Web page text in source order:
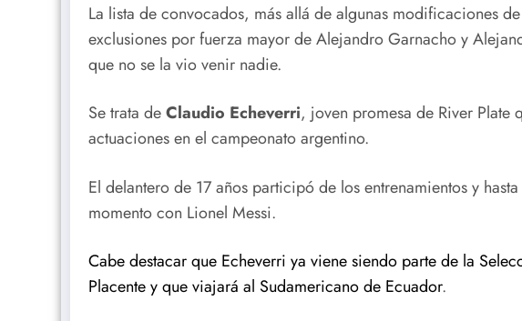
La lista de convocados, más allá de algunas modificaciones
exclusiones por fuerza mayor de Alejandro Garnacho y
que no se la vio venir nadie.
Se trata deClaudio Echeverri, joven promesa de River Plate
actuaciones en el campeonato argentino.
El delantero de 17 años participó de los entrenamientos y
momento con Lionel Messi.
Cabe destacar que Echeverri ya viene siendo parte de la
Placente y que viajará al Sudamericano de Ecuador.